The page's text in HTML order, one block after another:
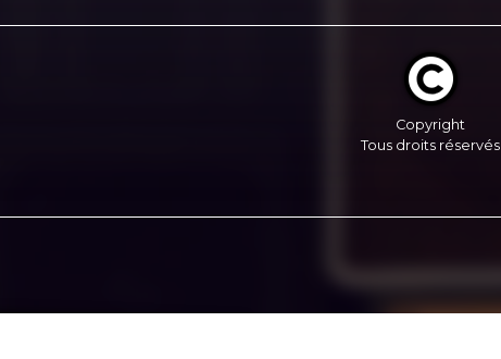
Copyright
Tous droits réservés